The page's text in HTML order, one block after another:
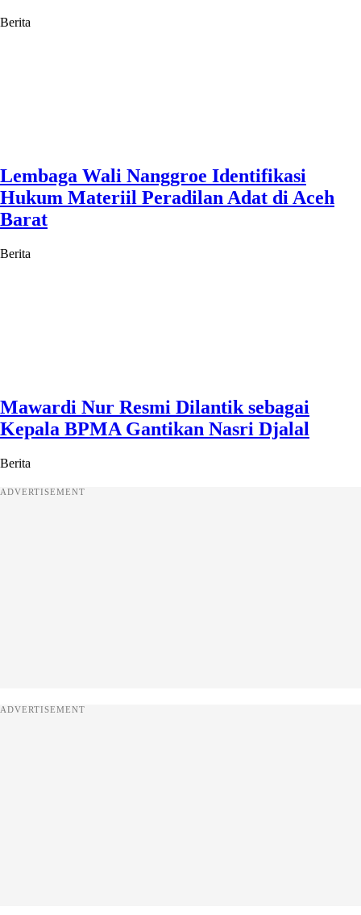
Berita
Lembaga Wali Nanggroe Identifikasi
Hukum Materiil Peradilan Adat di Aceh
Barat
Berita
Mawardi Nur Resmi Dilantik sebagai
Kepala BPMA Gantikan Nasri Djalal
Berita
ADVERTISEMENT
ADVERTISEMENT